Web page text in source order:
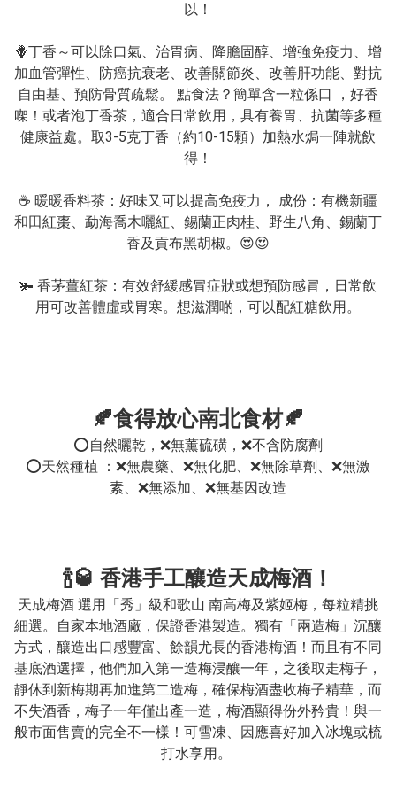
以！
🪻丁香～可以除口氣、治胃病、降膽固醇、增強免疫力、增
加血管彈性、防癌抗衰老、改善關節炎、改善肝功能、對抗
自由基、預防骨質疏鬆。 點食法？簡單含一粒係口 ，好香
㗎！或者泡丁香茶，適合日常飲用，具有養胃、抗菌等多種
健康益處。取3-5克丁香（約10-15顆）加熱水焗一陣就飲
得！
☕️ 暖暖香料茶：好味又可以提高免疫力， 成份：有機新疆
和田紅棗、勐海喬木曬紅、錫蘭正肉桂、野生八角、錫蘭丁
香及貢布黑胡椒。😍😍
🫚 香茅薑紅茶：有效舒緩感冒症狀或想預防感冒，日常飲
用可改善體虛或胃寒。想滋潤啲，可以配紅糖飲用。
🍂​食得放心南北食材🍂
⭕️自然曬乾，❌無薰硫磺，❌不含防腐劑
⭕️天然種植 ：❌無農藥、❌無化肥、❌無除草劑、❌無激
素、❌無添加、❌無基因改造
🍾🥃 香港手工釀造天成梅酒！
天成梅酒 選用「秀」級和歌山 南高梅及紫姬梅，每粒精挑
細選。自家本地酒廠，保證香港製造。獨有「兩造梅」沉釀
方式，釀造出口感豐富、餘韻尤長的香港梅酒！而且有不同
基底酒選擇，他們加入第一造梅浸釀一年，之後取走梅子，
靜休到新梅期再加進第二造梅，確保梅酒盡收梅子精華，而
不失酒香，梅子一年僅出產一造，梅酒顯得份外矜貴！與一
般市面售賣的完全不一樣！可雪凍、因應喜好加入冰塊或梳
打水享用。